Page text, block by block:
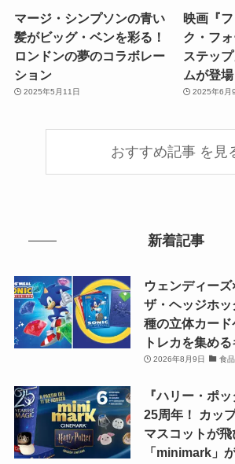
マージ・シンプソンの青い
髪がビッグ・ベンを彩る！
ロンドンの夢のコラボレー
ション
2025年5月11日
映画『
ク・フ
ステッ
ムが登場
2025年6月
おすすめ記事 を見
新着記事
ウェンディーズ
ザ・ヘッジホ
種の立体カー
トレカを集め
2026年8月9日 食品
『ハリー・ポ
25周年！ カッ
マスコットが飛
「minimark」